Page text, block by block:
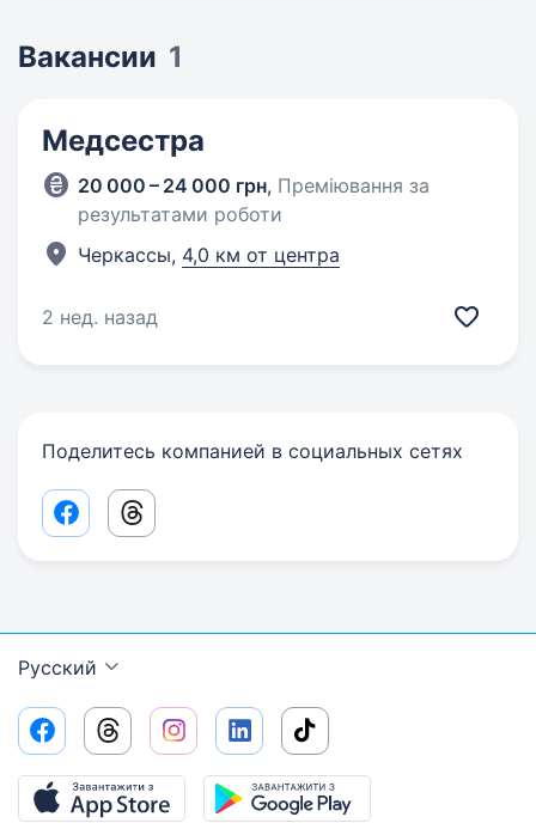
Вакансии 1
Медсестра
20 000 – 24 000 грн, Преміювання за
результатами роботи
Черкассы, 4,0 км от центра
2 нед. назад
Поделитесь компанией в социальных сетях
Facebook share link
Threads share link
Русский